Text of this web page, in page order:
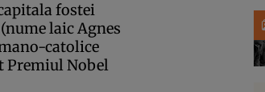
fostei
laic Agnes
catolice
Premiul Nobel